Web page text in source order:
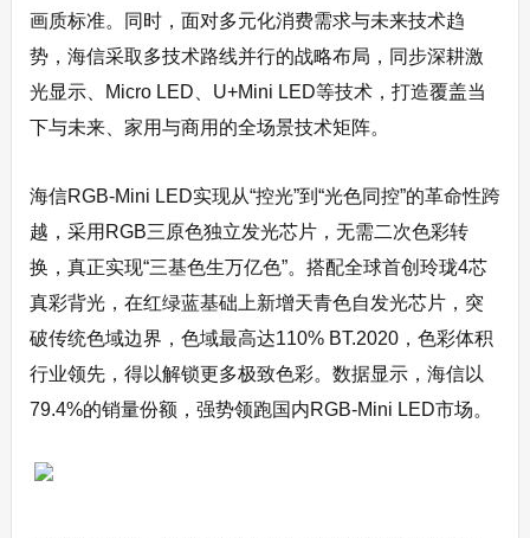
画质标准。同时，面对多元化消费需求与未来技术趋
势，海信采取多技术路线并行的战略布局，同步深耕激
光显示、Micro LED、U+Mini LED等技术，打造覆盖当
下与未来、家用与商用的全场景技术矩阵。
海信RGB‑Mini LED实现从“控光”到“光色同控”的革命性跨
越，采用RGB三原色独立发光芯片，无需二次色彩转
换，真正实现“三基色生万亿色”。搭配全球首创玲珑4芯
真彩背光，在红绿蓝基础上新增天青色自发光芯片，突
破传统色域边界，色域最高达110% BT.2020，色彩体积
行业领先，得以解锁更多极致色彩。数据显示，海信以
79.4%的销量份额，强势领跑国内RGB-Mini LED市场。